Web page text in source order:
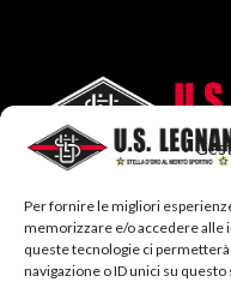
Per fornire le migliori
memorizzare e/o accedere alle
queste tecnologie ci
navigazione o ID unici su